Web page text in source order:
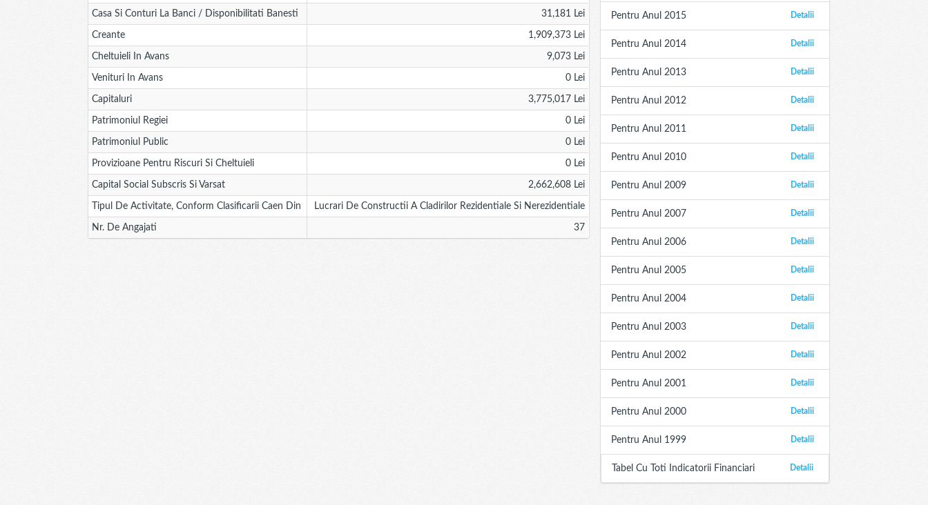
Casa Si Conturi La Banci / Disponibilitati Banesti 31,181 Lei
Creante 1,909,373 Lei
Cheltuieli In Avans 9,073 Lei
Venituri In Avans 0 Lei
Capitaluri 3,775,017 Lei
Patrimoniul Regiei 0 Lei
Patrimoniul Public 0 Lei
Provizioane Pentru Riscuri Si Cheltuieli 0 Lei
Capital Social Subscris Si Varsat 2,662,608 Lei
Tipul De Activitate, Conform Clasificarii Caen Din Lucrari De Constructii A Cladirilor Rezidentiale Si Nerezidentiale
Nr. De Angajati 37
Detalii
Pentru Anul 2015
Detalii
Pentru Anul 2014
Detalii
Pentru Anul 2013
Detalii
Pentru Anul 2012
Detalii
Pentru Anul 2011
Detalii
Pentru Anul 2010
Detalii
Pentru Anul 2009
Detalii
Pentru Anul 2007
Detalii
Pentru Anul 2006
Detalii
Pentru Anul 2005
Detalii
Pentru Anul 2004
Detalii
Pentru Anul 2003
Detalii
Pentru Anul 2002
Detalii
Pentru Anul 2001
Detalii
Pentru Anul 2000
Detalii
Pentru Anul 1999
Detalii
Tabel Cu Toti Indicatorii Financiari